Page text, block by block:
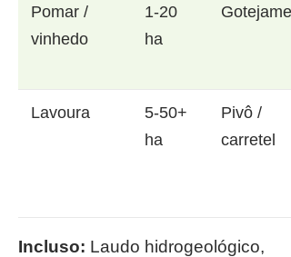
Pomar /
vinhedo
1-20
ha
Lavoura
5-50+
ha
Pivô /
carretel
Incluso: Laudo hidrogeológico,